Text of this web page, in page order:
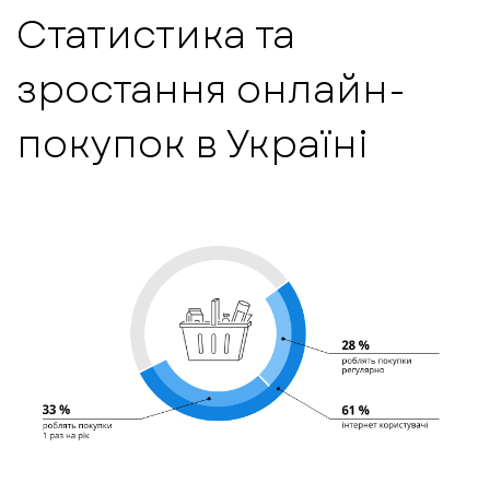
Статистика та
зростання онлайн-
покупок в Україні